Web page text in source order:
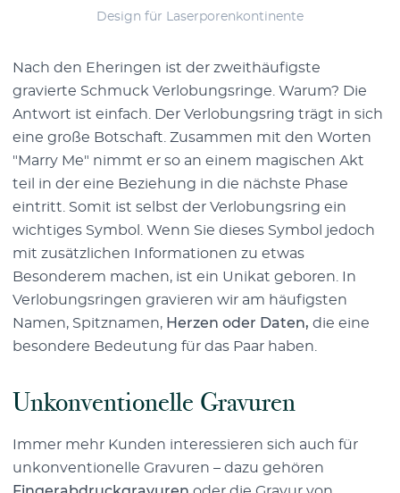
Design für Laserporenkontinente
Nach den Eheringen ist der zweithäufigste
gravierte Schmuck Verlobungsringe. Warum? Die
Antwort ist einfach. Der Verlobungsring trägt in sich
eine große Botschaft. Zusammen mit den Worten
"Marry Me" nimmt er so an einem magischen Akt
teil in der eine Beziehung in die nächste Phase
eintritt. Somit ist selbst der Verlobungsring ein
wichtiges Symbol. Wenn Sie dieses Symbol jedoch
mit zusätzlichen Informationen zu etwas
Besonderem machen, ist ein Unikat geboren. In
Verlobungsringen gravieren wir am häufigsten
Namen, Spitznamen, Herzen oder Daten, die eine
besondere Bedeutung für das Paar haben.
Unkonventionelle Gravuren
Immer mehr Kunden interessieren sich auch für
unkonventionelle Gravuren – dazu gehören